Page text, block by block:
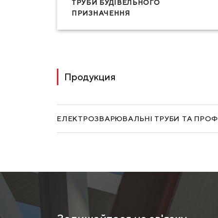
ТРУБИ БУДІВЕЛЬНОГО
ПРИЗНАЧЕННЯ
Продукция
ЕЛЕКТРОЗВАРЮВАЛЬНІ ТРУБИ ТА